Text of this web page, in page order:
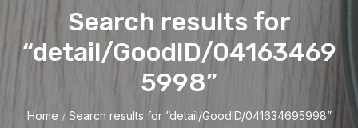
Search results for
“detail/GoodID/04163469
5998”
Home / Search results for “detail/GoodID/041634695998”